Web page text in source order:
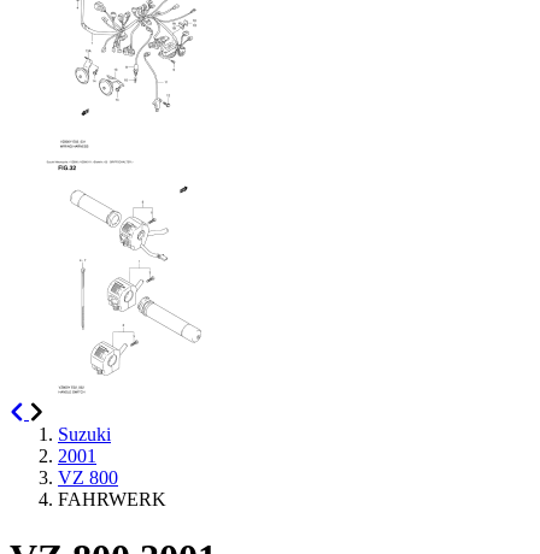
Suzuki
2001
VZ 800
FAHRWERK